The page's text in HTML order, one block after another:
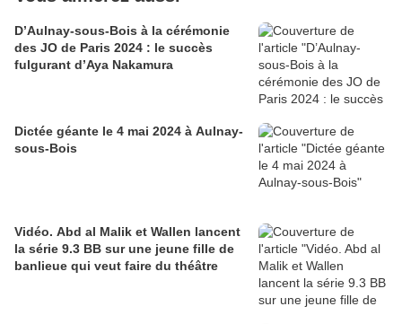
D’Aulnay-sous-Bois à la cérémonie
des JO de Paris 2024 : le succès
fulgurant d’Aya Nakamura
Dictée géante le 4 mai 2024 à Aulnay-
sous-Bois
Vidéo. Abd al Malik et Wallen lancent
la série 9.3 BB sur une jeune fille de
banlieue qui veut faire du théâtre